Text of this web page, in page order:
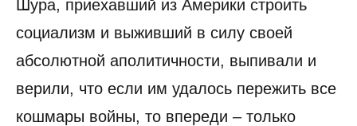
Шура, приехавший из Америки строить
социализм и выживший в силу своей
абсолютной аполитичности, выпивали и
верили, что если им удалось пережить все
кошмары войны, то впереди – только